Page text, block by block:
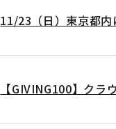
11/23（日）東京都
【GIVING100】クラ